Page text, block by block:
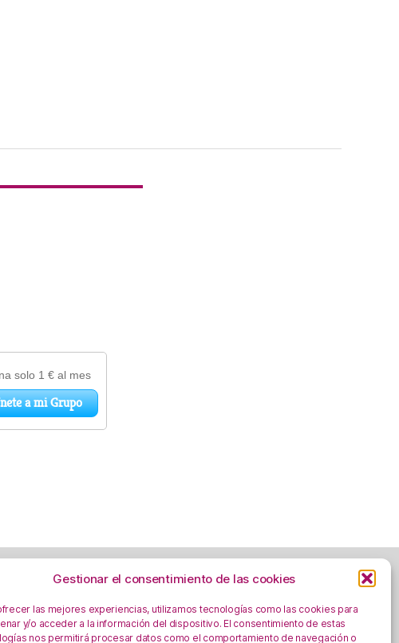
Gestionar el consentimiento de las cookies
las mejores experiencias, utilizamos tecnologías como las cookies para
y/o acceder a la información del dispositivo. El consentimiento de estas
nos permitirá procesar datos como el comportamiento de navegación o
Aviso Legal